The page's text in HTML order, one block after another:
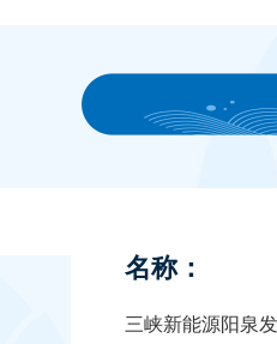
名称：
三峡新能源阳泉